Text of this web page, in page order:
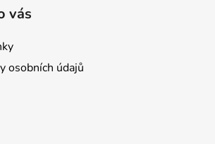
vás
osobních údajů